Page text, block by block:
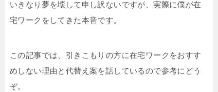
いきなり夢を壊して申し訳ないですが、実際に僕が在
宅ワークをしてきた本音です。
この記事では、引きこもりの方に在宅ワークをおすす
めしない理由と代替え案を話しているので参考にどう
ぞ。